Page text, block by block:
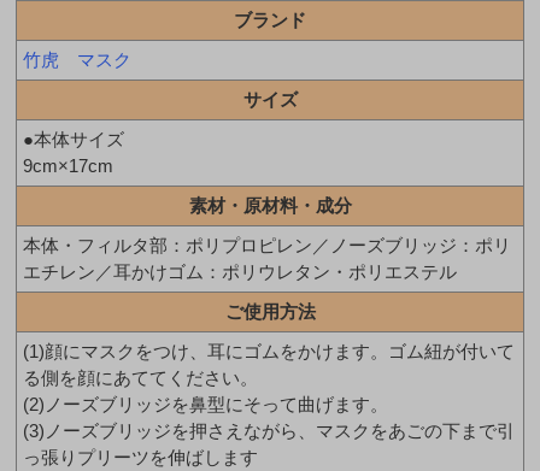
ブランド
竹虎 マスク
サイズ
●本体サイズ
9cm×17cm
素材・原材料・成分
本体・フィルタ部：ポリプロピレン／ノーズブリッジ：ポリ
エチレン／耳かけゴム：ポリウレタン・ポリエステル
ご使用方法
(1)顔にマスクをつけ、耳にゴムをかけます。ゴム紐が付いて
る側を顔にあててください。
(2)ノーズブリッジを鼻型にそって曲げます。
(3)ノーズブリッジを押さえながら、マスクをあごの下まで引
っ張りプリーツを伸ばします